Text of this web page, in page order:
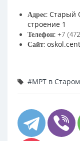
Адрес: Старый
строение 1
Телефон: +7
Сайт:
#МРТ в